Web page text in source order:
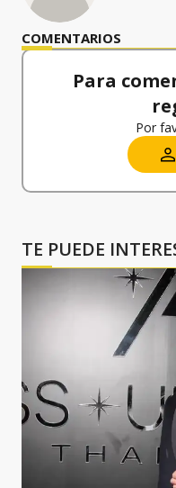
COMENTARIOS
Para
Por
TE PUEDE